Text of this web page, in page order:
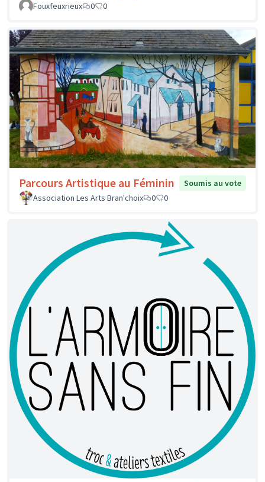
Fouxfeuxrieux
0 0
Parcours Artistique au Féminin
Soumis au vote
Association Les Arts Bran'choix
0 0